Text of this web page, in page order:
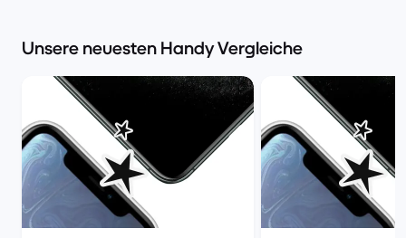
Unsere neuesten Handy Vergleiche